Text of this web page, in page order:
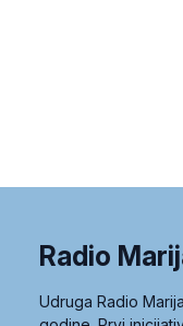
Radio
Udruga Radio